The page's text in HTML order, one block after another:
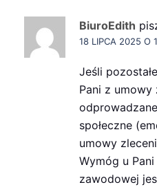
BiuroEdith
18 LIPCA 2025 O
Jeśli
Pani z umowy
społeczne
umowy
Wymóg u
zawodowej